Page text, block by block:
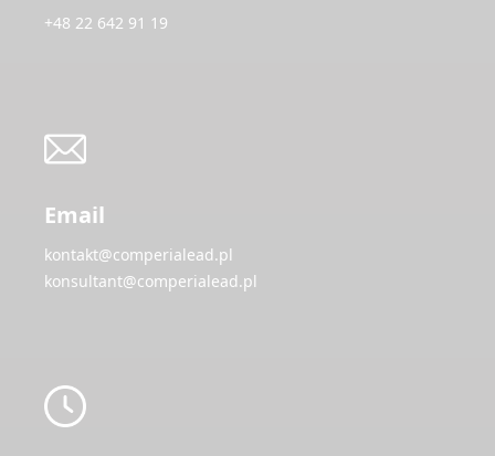
+48 22 642 91 19
Email
kontakt@comperialead.pl
konsultant@comperialead.pl